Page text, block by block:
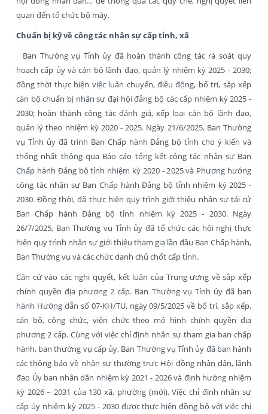
quan đến tổ chức bộ máy.
Chuẩn bị kỹ về công tác nhân sự cấp tỉnh, xã
Ban Thường vụ Tỉnh ủy đã hoàn thành công tác rà soát quy
hoạch cấp ủy và cán bộ lãnh đạo, quản lý nhiệm kỳ 2025 - 2030;
đồng thời thực hiện việc luân chuyển, điều động, bố trí, sắp xếp
cán bộ chuẩn bị nhân sự đại hội đảng bộ các cấp nhiệm kỳ 2025 -
2030; hoàn thành công tác đánh giá, xếp loại cán bộ lãnh đạo,
quản lý theo nhiệm kỳ 2020 - 2025. Ngày 21/6/2025, Ban Thường
vụ Tỉnh ủy đã trình Ban Chấp hành Đảng bộ tỉnh cho ý kiến và
thống nhất thông qua Báo cáo tổng kết công tác nhân sự Ban
Chấp hành Đảng bộ tỉnh nhiệm kỳ 2020 - 2025 và Phương hướng
công tác nhân sự Ban Chấp hành Đảng bộ tỉnh nhiệm kỳ 2025 -
2030. Đồng thời, đã thực hiện quy trình giới thiệu nhân sự tái cử
Ban Chấp hành Đảng bộ tỉnh nhiệm kỳ 2025 - 2030. Ngày
26/7/2025, Ban Thường vụ Tỉnh ủy đã tổ chức các hội nghị thực
hiện quy trình nhân sự giới thiệu tham gia lần đầu Ban Chấp hành,
Ban Thường vụ và các chức danh chủ chốt cấp tỉnh.
Căn cứ vào các nghị quyết, kết luận của Trung ương về sắp xếp
chính quyền địa phương 2 cấp. Ban Thường vụ Tỉnh ủy đã ban
hành Hướng dẫn số 07-KH/TU, ngày 09/5/2025 về bố trí, sắp xếp,
cán bộ, công chức, viên chức theo mô hình chính quyền địa
phương 2 cấp. Cùng với việc chỉ định nhân sự tham gia ban chấp
hành, ban thường vụ cấp ủy, Ban Thường vụ Tỉnh ủy đã ban hành
các thông báo về nhân sự thường trực Hội đồng nhân dân, lãnh
đạo Ủy ban nhân dân nhiệm kỳ 2021 - 2026 và định hướng nhiệm
kỳ 2026 – 2031 của 130 xã, phường (mới). Việc chỉ định nhân sự
cấp ủy nhiệm kỳ 2025 - 2030 được thực hiện đồng bộ với việc chỉ